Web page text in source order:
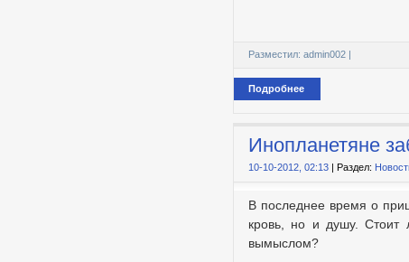
Разместил: admin002|
Подробнее
Инопланетяне
10-10-2012, 02:13| Раздел:
В последнее время о
кровь, но и душу. Стоит
вымыслом?